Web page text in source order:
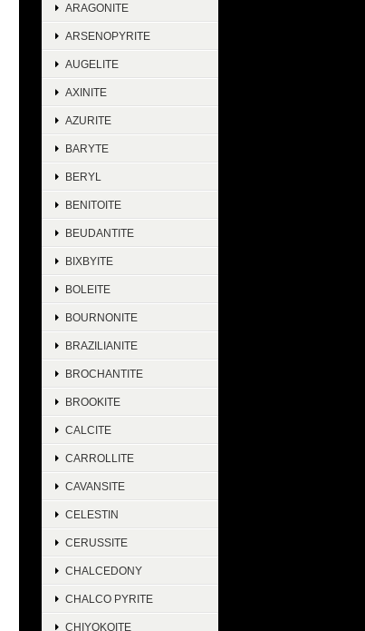
ARAGONITE
ARSENOPYRITE
AUGELITE
AXINITE
AZURITE
BARYTE
BERYL
BENITOITE
BEUDANTITE
BIXBYITE
BOLEITE
BOURNONITE
BRAZILIANITE
BROCHANTITE
BROOKITE
CALCITE
CARROLLITE
CAVANSITE
CELESTIN
CERUSSITE
CHALCEDONY
CHALCO PYRITE
CHIYOKOITE